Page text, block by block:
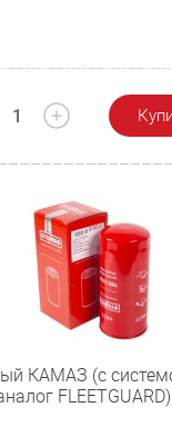
КАМАЗ (с